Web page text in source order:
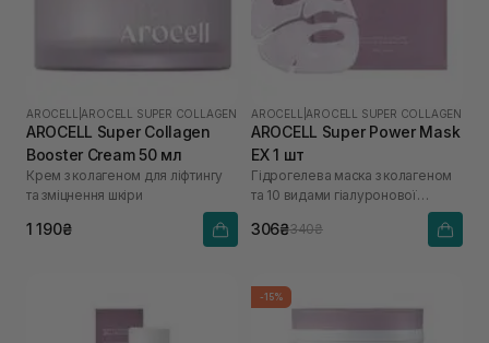
AROCELL AROCELL SUPER COLLAGEN
AROCELL Super Collagen
Booster Cream 50 мл
Крем з колагеном для ліфтингу
та зміцнення шкіри
1 190₴
AROCELL AROCELL SUPER COLLAGEN
AROCELL Super Power Mask
EX 1 шт
Гідрогелева маска з колагеном
та 10 видами гіалуронової
306₴340₴
-15%